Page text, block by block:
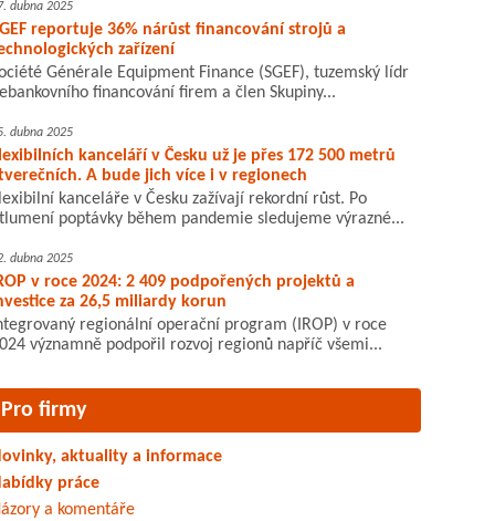
dubna 2025
reportuje 36% nárůst financování strojů a
zařízení
Générale Equipment Finance (SGEF), tuzemský lídr
financování firem a člen Skupiny...
dubna 2025
kanceláří v Česku už je přes 172 500 metrů
A bude jich více i v regionech
kanceláře v Česku zažívají rekordní růst. Po
poptávky během pandemie sledujeme výrazné...
dubna 2025
v roce 2024: 2 409 podpořených projektů a
za 26,5 miliardy korun
regionální operační program (IROP) v roce
významně podpořil rozvoj regionů napříč všemi...
Pro firmy
aktuality a informace
práce
a komentáře